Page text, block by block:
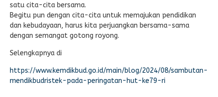
satu cita-cita bersama.
Begitu pun dengan cita-cita untuk memajukan pendidikan
dan kebudayaan, harus kita perjuangkan bersama-sama
dengan semangat gotong royong.
Selengkapnya di
https://www.kemdikbud.go.id/main/blog/2024/08/sambutan-
mendikbudristek-pada-peringatan-hut-ke79-ri